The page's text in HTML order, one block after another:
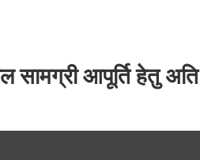
आपूर्ति हेतु अति